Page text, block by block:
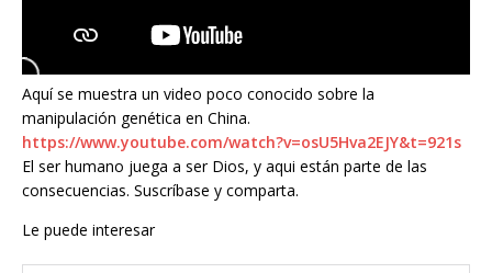
Aquí se muestra un video poco conocido sobre la
manipulación genética en China.
https://www.youtube.com/watch?v=osU5Hva2EJY&t=921s
El ser humano juega a ser Dios, y aqui están parte de las
consecuencias. Suscríbase y comparta.
Le puede interesar